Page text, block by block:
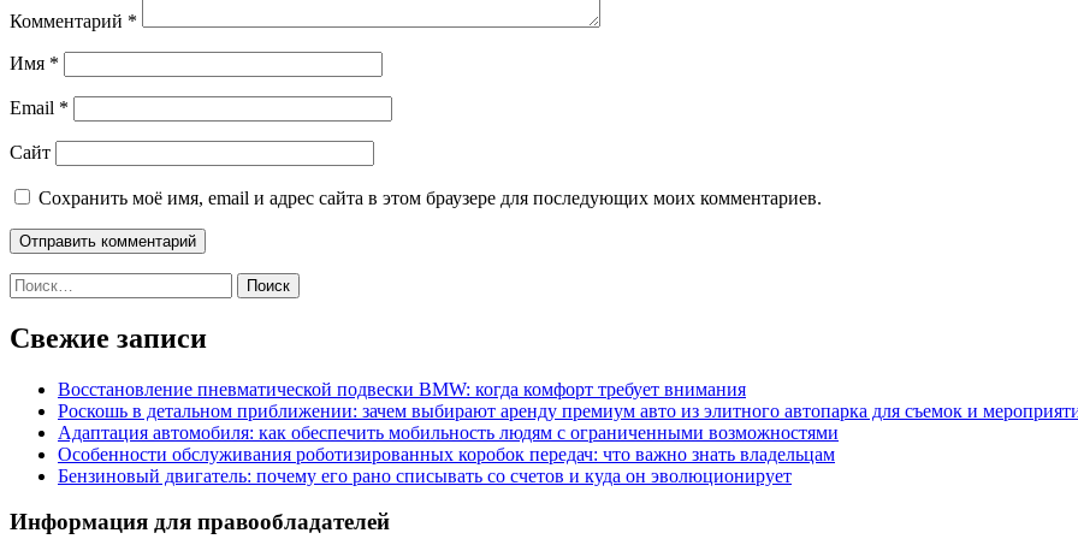
Комментарий *
Имя *
Email *
Сайт
Сохранить моё имя, email и адрес сайта в этом браузере для последующих моих комментариев.
Найти:
Свежие записи
Восстановление пневматической подвески BMW: когда комфорт требует внимания
Роскошь в детальном приближении: зачем выбирают аренду премиум авто из элитного автопарка для съемок и
Адаптация автомобиля: как обеспечить мобильность людям с ограниченными возможностями
Особенности обслуживания роботизированных коробок передач: что важно знать владельцам
Бензиновый двигатель: почему его рано списывать со счетов и куда он эволюционирует
Информация для правообладателей